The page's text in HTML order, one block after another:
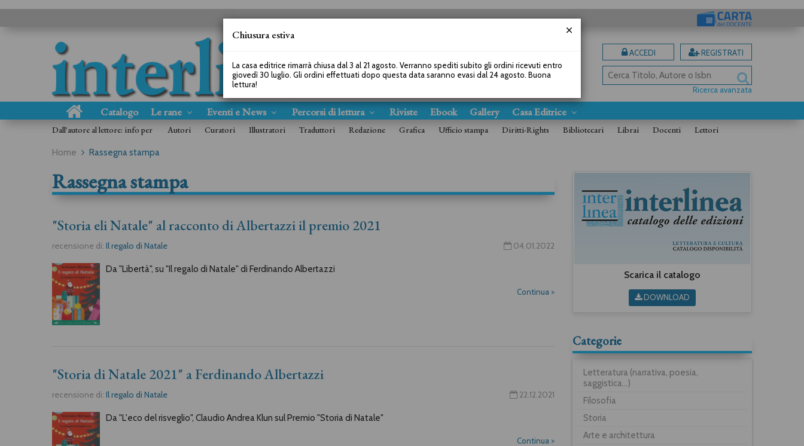
ACCEDI REGISTRATI
Ricerca avanzata
Catalogo Le rane Eventi e News Percorsi di lettura Riviste Ebook Gallery Casa Editrice
Dall'autore al lettore: info per Autori Curatori Illustratori Traduttori Redazione Grafica Ufficio stampa Diritti-Rights Bibliotecari Librai Docenti Lettori
Home Rassegna stampa
Rassegna stampa
"Storia eli Natale" al racconto di Albertazzi il premio 2021
recensione di: Il regalo di Natale 04.01.2022
Da "Libertà", su "Il regalo di Natale" di Ferdinando Albertazzi
Continua >
"Storia di Natale 2021" a Ferdinando Albertazzi
recensione di: Il regalo di Natale 22.12.2021
Da "L'eco del risveglio", Claudio Andrea Klun sul Premio "Storia di Natale"
Continua >
Scarica il catalogo
DOWNLOAD
Categorie
Letteratura (narrativa, poesia,
saggistica...)
Filosofia
Storia
Arte e architettura
Chiusura estiva
La casa editrice rimarrà chiusa dal 3 al 21 agosto. Verranno spediti subito gli ordini ricevuti entro
giovedì 30 luglio. Gli ordini effettuati dopo questa data saranno evasi dal 24 agosto. Buona
lettura!